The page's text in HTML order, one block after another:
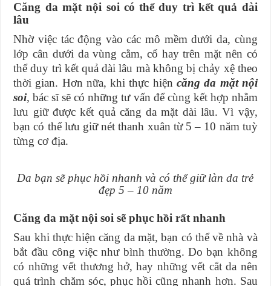
Căng da mặt nội soi có thể duy trì kết quả dài
lâu
Nhờ việc tác động vào các mô mềm dưới da, cùng
lớp cân dưới da vùng cằm, cổ hay trên mặt nên có
thể duy trì kết quả dài lâu mà không bị chảy xệ theo
thời gian. Hơn nữa, khi thực hiện căng da mặt nội
soi, bác sĩ sẽ có những tư vấn để cùng kết hợp nhằm
lưu giữ được kết quả căng da mặt dài lâu. Vì vậy,
bạn có thể lưu giữ nét thanh xuân từ 5 – 10 năm tuỳ
từng cơ địa.
Da bạn sẽ phục hồi nhanh và có thể giữ làn da trẻ
đẹp 5 – 10 năm
Căng da mặt nội soi sẽ phục hồi rất nhanh
Sau khi thực hiện căng da mặt, bạn có thể về nhà và
bắt đầu công việc như bình thường. Do bạn không
có những vết thương hở, hay những vết cắt da nên
quá trình chăm sóc, phục hồi cũng nhanh hơn. Sau